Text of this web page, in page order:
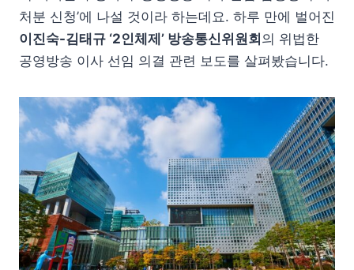
처분 신청’에 나설 것이라 하는데요. 하루 만에 벌어진
이진숙-김태규 ‘2인체제’ 방송통신위원회의 위법한
공영방송 이사 선임 의결 관련 보도를 살펴봤습니다.